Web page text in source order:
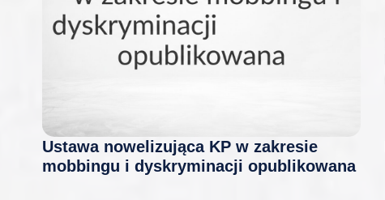
Ustawa nowelizująca KP w zakresie
mobbingu i dyskryminacji opublikowana